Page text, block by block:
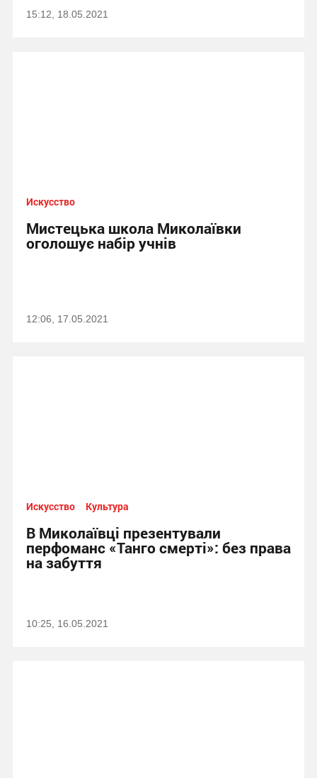
15:12, 18.05.2021
Искусство
Мистецька школа Миколаївки
оголошує набір учнів
12:06, 17.05.2021
Искусство Культура
В Миколаївці презентували
перфоманс «Танго смерті»: без права
на забуття
10:25, 16.05.2021